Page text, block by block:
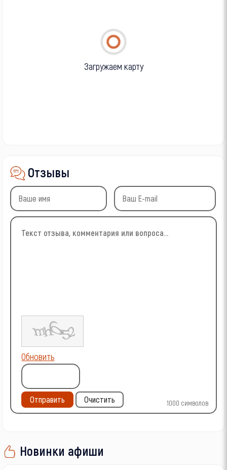
Загружаем карту
Отзывы
1000 символов
Обновить
Отправить Очистить
Новинки афиши